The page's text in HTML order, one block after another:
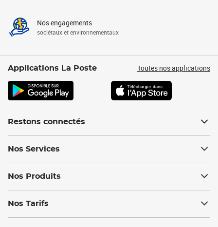
Nos engagements
sociétaux et environnementaux
Applications La Poste Toutes nos applications
Restons connectés
Nos Services
Nos Produits
Nos Tarifs